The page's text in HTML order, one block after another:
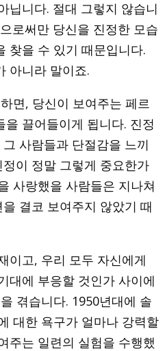
닙니다. 절대 그렇지 않습니
로써만 당신을 진정한 모습
찾을 수 있기 때문입니다.
아니라 말이죠.
면, 당신이 보여주는 페르
끌어들이게 됩니다. 진정
사람들과 단절감을 느끼
이 정말 그렇게 중요한가
사랑했을 사람들은 지나쳐
결코 보여주지 않았기 때
이고, 우리 모두 자신에게
대에 부응할 것인가 사이에
겪습니다. 1950년대에 솔
대한 욕구가 얼마나 강력할
주는 일련의 실험을 수행했